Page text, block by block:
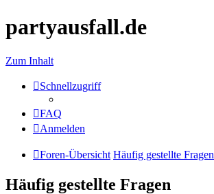
partyausfall.de
Zum Inhalt
Schnellzugriff
FAQ
Anmelden
Foren-Übersicht Häufig gestellte Fragen
Häufig gestellte Fragen